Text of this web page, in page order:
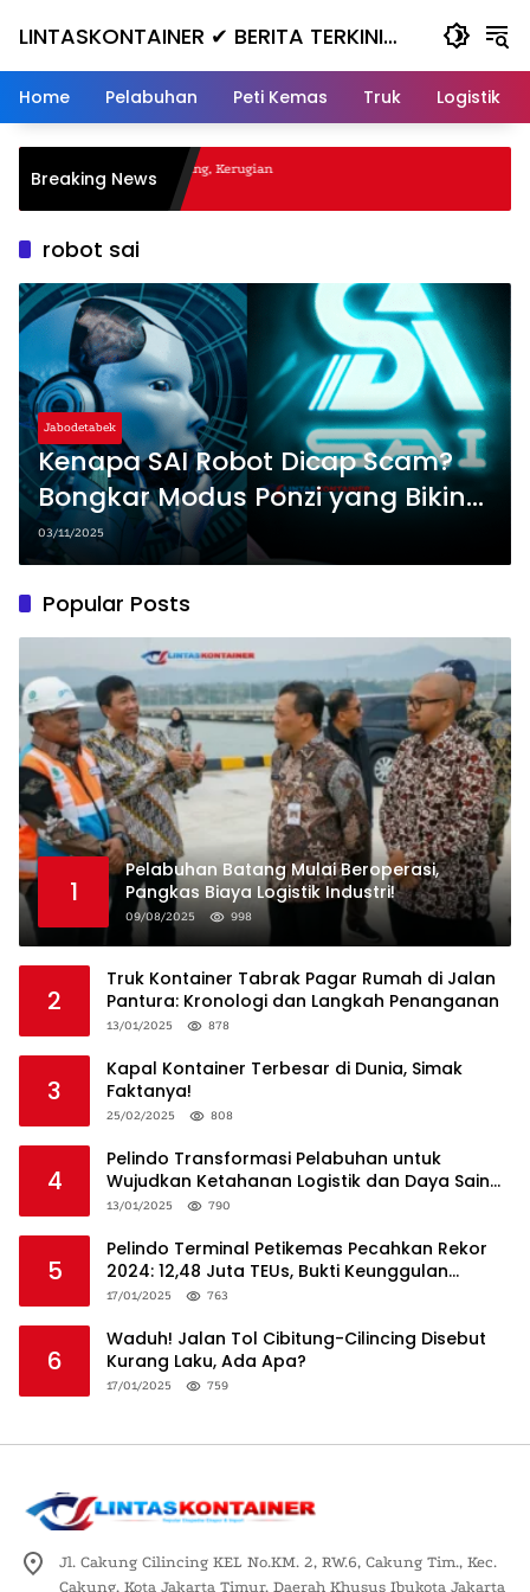
LINTASKONTAINER ✔ BERITA TERKINI
KONTAINER TERBARU HARI INI
Home Pelabuhan Peti Kemas Truk Logistik
Breaking News
Nanjak, Masuk ke Jurang, Kerugian
robot sai
Jabodetabek
Kenapa SAI Robot Dicap Scam?
Bongkar Modus Ponzi yang Bikin
Rugi Ribuan!
03/11/2025
Popular Posts
1
Pelabuhan Batang Mulai Beroperasi,
Pangkas Biaya Logistik Industri!
09/08/2025 998
2
Truk Kontainer Tabrak Pagar Rumah di Jalan
Pantura: Kronologi dan Langkah Penanganan
13/01/2025 878
3
Kapal Kontainer Terbesar di Dunia, Simak
Faktanya!
25/02/2025 808
4
Pelindo Transformasi Pelabuhan untuk
Wujudkan Ketahanan Logistik dan Daya Saing
Global
13/01/2025 790
5
Pelindo Terminal Petikemas Pecahkan Rekor
2024: 12,48 Juta TEUs, Bukti Keunggulan
Logistik Nasional
17/01/2025 763
6
Waduh! Jalan Tol Cibitung-Cilincing Disebut
Kurang Laku, Ada Apa?
17/01/2025 759
Jl. Cakung Cilincing KEL No.KM. 2, RW.6, Cakung Tim., Kec.
Cakung, Kota Jakarta Timur, Daerah Khusus Ibukota Jakarta